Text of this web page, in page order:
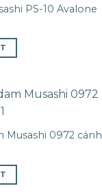
PS-10 Avalone
Musashi 0972 cánh